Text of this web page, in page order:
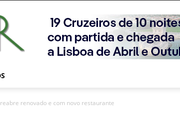
renovado e com novo restaurante